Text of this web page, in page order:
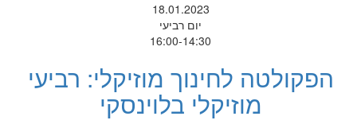
18.01.2023
יום רביעי
16:00-14:30
הפקולטה לחינוך מוזיקלי: רביעי
מוזיקלי בלוינסקי